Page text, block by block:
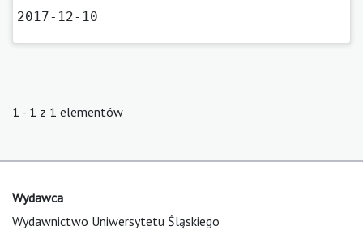
2017-12-10
1 - 1 z 1 elementów
Wydawca
Wydawnictwo Uniwersytetu Śląskiego